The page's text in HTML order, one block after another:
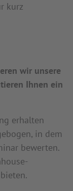
kurz
wir unsere
Ihnen ein
erhalten
in dem
bewerten.